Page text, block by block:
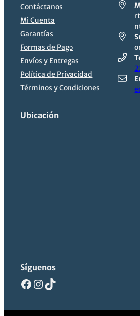
Contáctanos
Mi Cuenta
Garantías
Formas de Pago
Envíos y Entregas
Política de Privacidad
Términos y Condiciones
Ubicación
Síguenos
Facebook
Instagram
TikTok